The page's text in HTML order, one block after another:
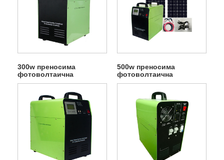
300w преносима
фотоволтаична
слънчева панелна
500w преносима
фотоволтаична
слънчева система